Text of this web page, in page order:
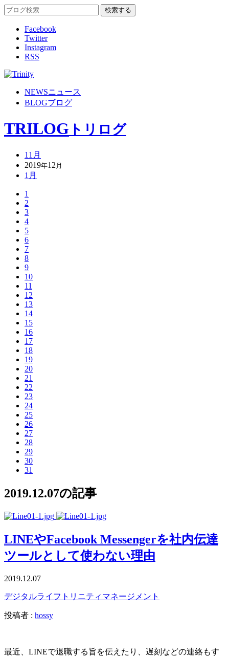
Facebook
Twitter
Instagram
RSS
NEWSニュース
BLOGブログ
TRILOG トリログ
11月
2019年12 月
1月
1
2
3
4
5
6
7
8
9
10
11
12
13
14
15
16
17
18
19
20
21
22
23
24
25
26
27
28
29
30
31
2019.12.07の記事
LINEやFacebook Messengerを社内伝達
ツールとして使わない理由
2019.12.07
デジタルライフ トリニティ マネージメント
投稿者 : hossy
最近、LINEで退職する旨を伝えたり、遅刻などの連絡もす